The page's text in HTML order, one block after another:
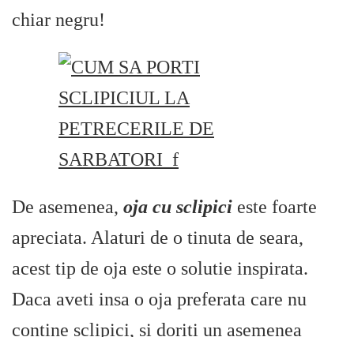
chiar negru!
De asemenea, oja cu sclipici este foarte
apreciata. Alaturi de o tinuta de seara,
acest tip de oja este o solutie inspirata.
Daca aveti insa o oja preferata care nu
contine sclipici, si doriti un asemenea